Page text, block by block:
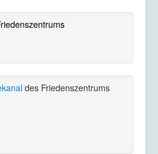
des Friedenszentrums